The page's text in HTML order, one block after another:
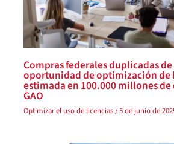
Compras federales duplicadas
oportunidad de optimización de
estimada en 100.000 millones
GAO
Optimizar el uso de licencias/5 de junio de